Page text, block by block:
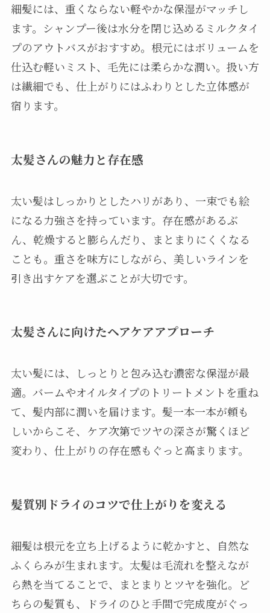
細髪には、重くならない軽やかな保湿がマッチし
ます。シャンプー後は水分を閉じ込めるミルクタイ
プのアウトバスがおすすめ。根元にはボリュームを
仕込む軽いミスト、毛先には柔らかな潤い。扱い方
は繊細でも、仕上がりにはふわりとした立体感が
宿ります。
太髪さんの魅力と存在感
太い髪はしっかりとしたハリがあり、一束でも絵
になる力強さを持っています。存在感があるぶ
ん、乾燥すると膨らんだり、まとまりにくくなる
ことも。重さを味方にしながら、美しいラインを
引き出すケアを選ぶことが大切です。
太髪さんに向けたヘアケアアプローチ
太い髪には、しっとりと包み込む濃密な保湿が最
適。バームやオイルタイプのトリートメントを重ね
て、髪内部に潤いを届けます。髪一本一本が頼も
しいからこそ、ケア次第でツヤの深さが驚くほど
変わり、仕上がりの存在感もぐっと高まります。
髪質別ドライのコツで仕上がりを変える
細髪は根元を立ち上げるように乾かすと、自然な
ふくらみが生まれます。太髪は毛流れを整えなが
ら熱を当てることで、まとまりとツヤを強化。ど
ちらの髪質も、ドライのひと手間で完成度がぐっ